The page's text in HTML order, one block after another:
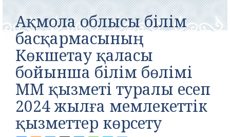
Ақмола облысы білім
басқармасының
Көкшетау қаласы
бойынша білім бөлімі
ММ қызметі туралы есеп
2024 жылға мемлекеттік
қызметтер көрсету